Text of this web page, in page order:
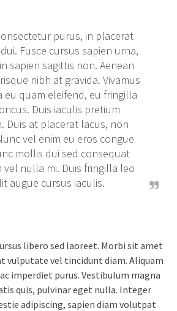
purus, in placerat
Fusce cursus sapien urna,
sapien sagittis non. Aenean
nibh at gravida. Vivamus
eu quam eleifend, eu fringilla
Duis iaculis pretium
Duis at placerat lacus, non
vel enim eu eros congue
mollis dui sed consequat
vel nulla mi. Duis fringilla leo
augue cursus iaculis.
libero sed laoreet. Morbi sit amet
vulputate vel tincidunt diam. Aliquam
imperdiet purus. Vestibulum magna
quis, pulvinar eget nulla. Integer
adipiscing, sapien diam volutpat